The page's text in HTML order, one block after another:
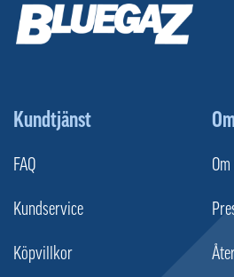
Kundtjänst
FAQ
Kundservice
Köpvillkor